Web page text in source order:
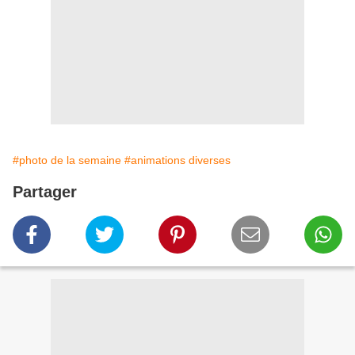
#photo de la semaine #animations diverses
Partager